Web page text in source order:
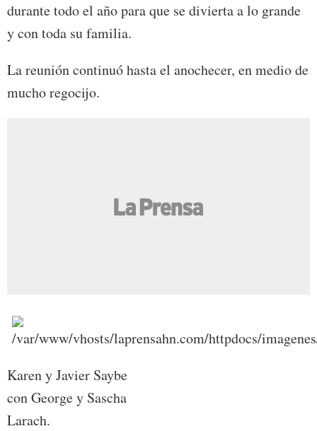
durante todo el año para que se divierta a lo grande
y con toda su familia.
La reunión continuó hasta el anochecer, en medio de
mucho regocijo.
Karen y Javier Saybe
con George y Sascha
Larach.